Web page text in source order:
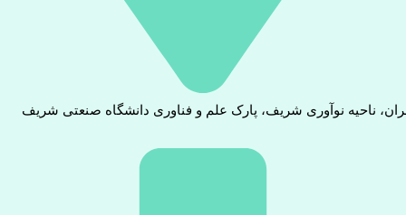
ناحیه نوآوری شریف، پارک علم و فناوری دانشگاه صنعتی شریف